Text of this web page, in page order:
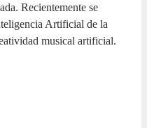
Recientemente se
Artificial de la
musical artificial.